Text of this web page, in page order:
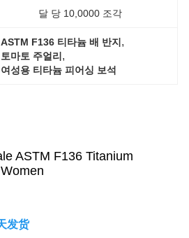
달 당 10,0000 조각
ASTM F136 티타늄 배 반지 ,
토마토 주얼리 ,
여성용 티타늄 피어싱 보석
ASTM F136 Titanium
发货